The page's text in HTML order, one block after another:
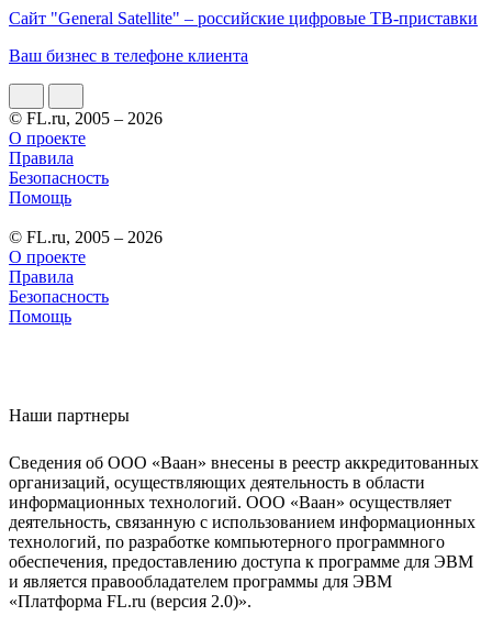
Сайт "General Satellite" – российские цифровые ТВ-приставки
Ваш бизнес в телефоне клиента
© FL.ru, 2005 – 2026
О проекте
Правила
Безопасность
Помощь
© FL.ru, 2005 – 2026
О проекте
Правила
Безопасность
Помощь
Наши партнеры
Сведения об ООО «Ваан» внесены в реестр аккредитованных
организаций, осуществляющих деятельность в области
информационных технологий. ООО «Ваан» осуществляет
деятельность, связанную с использованием информационных
технологий, по разработке компьютерного программного
обеспечения, предоставлению доступа к программе для ЭВМ
и является правообладателем программы для ЭВМ
«Платформа FL.ru (версия 2.0)».